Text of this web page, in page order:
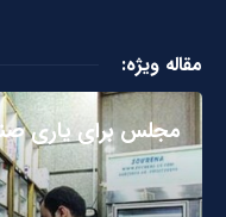
مقاله ویژه:
مجلس برای یاری